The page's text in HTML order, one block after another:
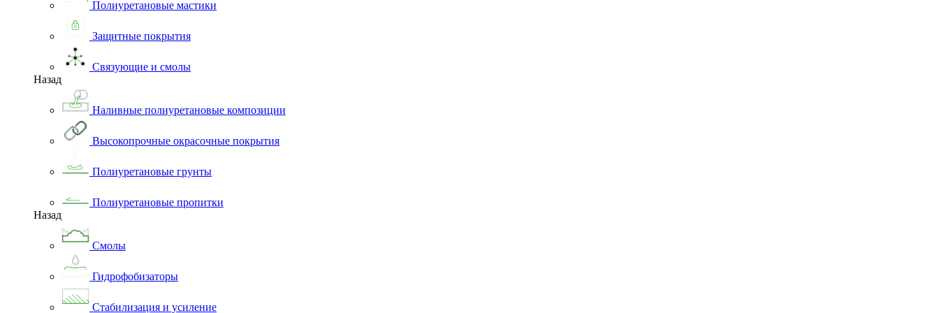
Полиуретановые мастики
Защитные покрытия
Связующие и смолы
Назад
Наливные полиуретановые композиции
Высокопрочные окрасочные покрытия
Полиуретановые грунты
Полиуретановые пропитки
Назад
Смолы
Гидрофобизаторы
Стабилизация и усиление